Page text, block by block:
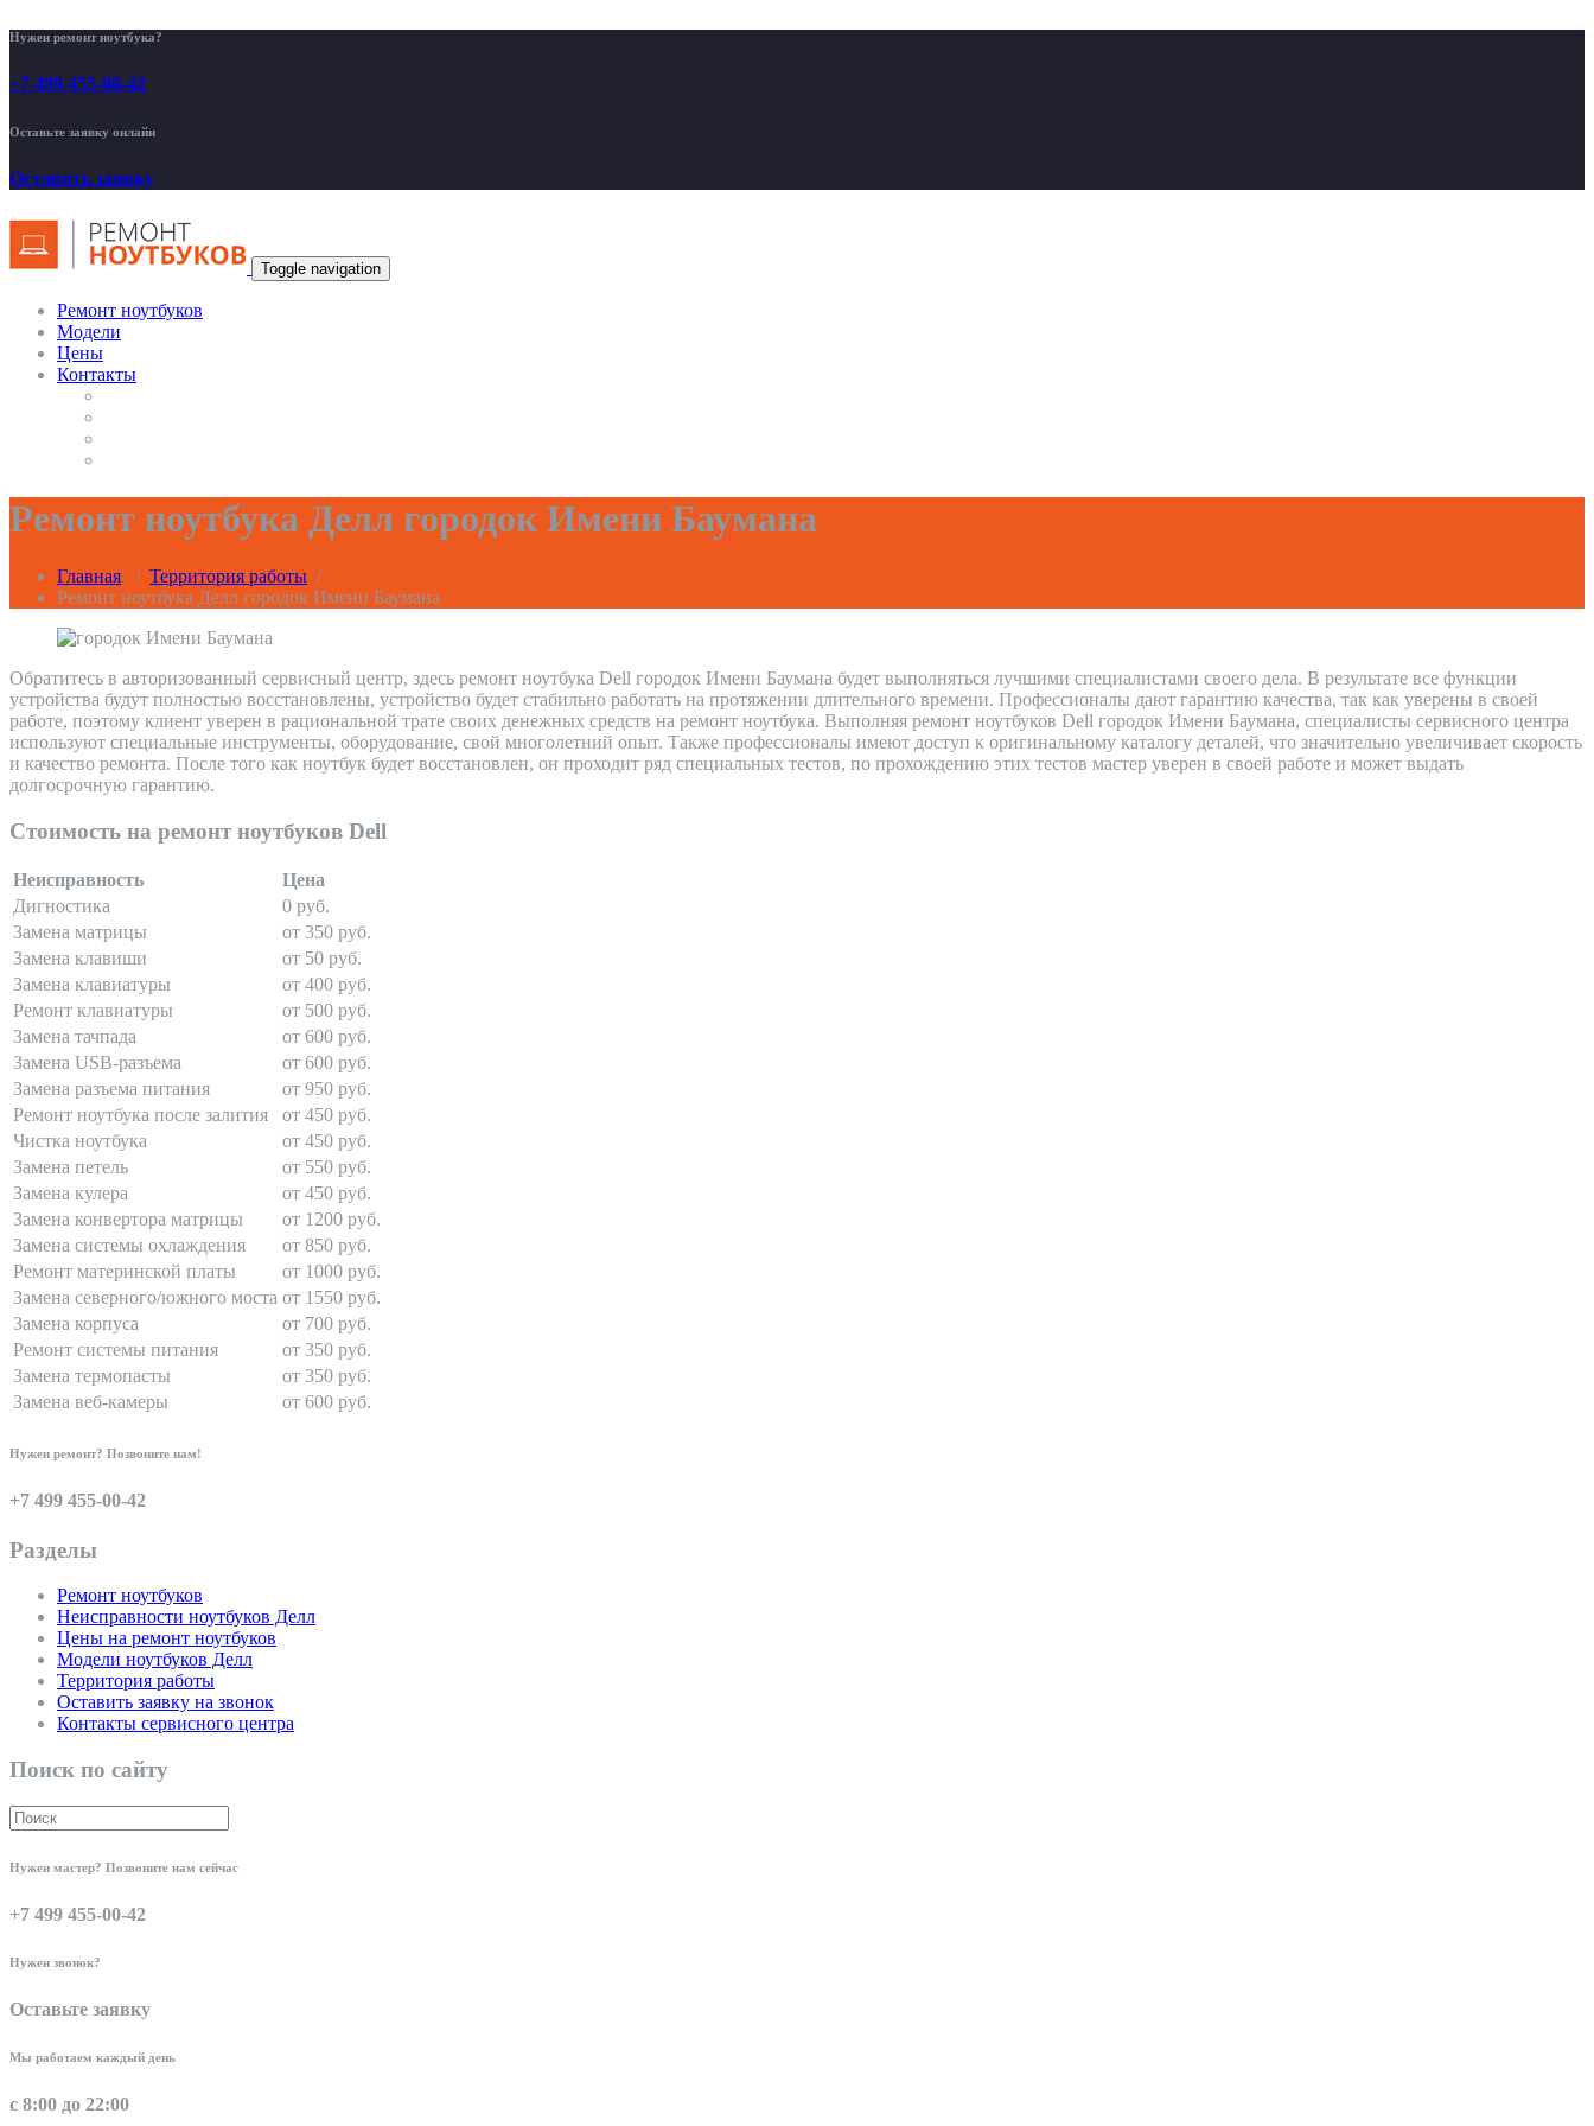
Нужен ремонт ноутбука?
+7 499 455-00-42
Оставьте заявку онлайн
Оставить заявку
Toggle navigation
Ремонт ноутбуков
Модели
Цены
Контакты
Ремонт ноутбука Делл городок Имени Баумана
Главная / Территория работы /
Ремонт ноутбука Делл городок Имени Баумана
Обратитесь в авторизованный сервисный центр, здесь ремонт ноутбука Dell городок Имени Баумана будет выполняться лучшими специалистами своего дела. В результате все функции
устройства будут полностью восстановлены, устройство будет стабильно работать на протяжении длительного времени. Профессионалы дают гарантию качества, так как уверены в своей
работе, поэтому клиент уверен в рациональной трате своих денежных средств на ремонт ноутбука. Выполняя ремонт ноутбуков Dell городок Имени Баумана, специалисты сервисного центра
используют специальные инструменты, оборудование, свой многолетний опыт. Также профессионалы имеют доступ к оригинальному каталогу деталей, что значительно увеличивает скорость
и качество ремонта. После того как ноутбук будет восстановлен, он проходит ряд специальных тестов, по прохождению этих тестов мастер уверен в своей работе и может выдать
долгосрочную гарантию.
Стоимость на ремонт ноутбуков Dell
Неисправность
Цена
Дигностика
0 руб.
Замена матрицы
от 350 руб.
Замена клавиши
от 50 руб.
Замена клавиатуры
от 400 руб.
Ремонт клавиатуры
от 500 руб.
Замена тачпада
от 600 руб.
Замена USB-разъема
от 600 руб.
Замена разъема питания
от 950 руб.
Ремонт ноутбука после залития
от 450 руб.
Чистка ноутбука
от 450 руб.
Замена петель
от 550 руб.
Замена кулера
от 450 руб.
Замена конвертора матрицы
от 1200 руб.
Замена системы охлаждения
от 850 руб.
Ремонт материнской платы
от 1000 руб.
Замена северного/южного моста от 1550 руб.
Замена корпуса
от 700 руб.
Ремонт системы питания
от 350 руб.
Замена термопасты
от 350 руб.
Замена веб-камеры
от 600 руб.
Нужен ремонт? Позвоните нам!
+7 499 455-00-42
Разделы
Ремонт ноутбуков
Неисправности ноутбуков Делл
Цены на ремонт ноутбуков
Модели ноутбуков Делл
Территория работы
Оставить заявку на звонок
Контакты сервисного центра
Поиск по сайту
Нужен мастер? Позвоните нам сейчас
+7 499 455-00-42
Нужен звонок?
Оставьте заявку
Мы работаем каждый день
с 8:00 до 22:00